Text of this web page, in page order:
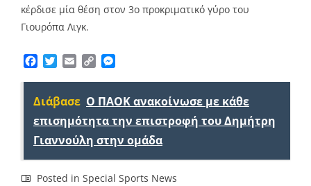
κέρδισε μία θέση στον 3ο προκριματικό γύρο του
Γιουρόπα Λιγκ.
Facebook
TwitterEmailCopy
Διάβασε Ο ΠΑΟΚ ανακοίνωσε με κάθε
επισημότητα την επιστροφή του Δημήτρη
Γιαννούλη στην ομάδα
Posted in Special Sports News